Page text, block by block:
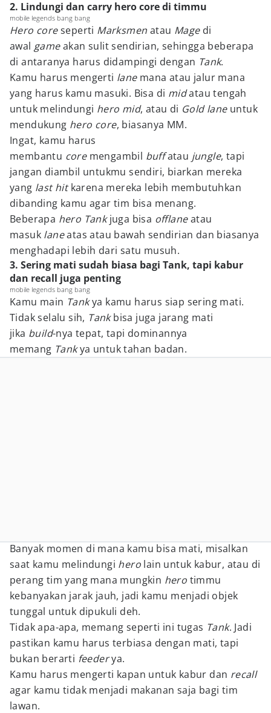
2. Lindungi dan carry hero core di timmu
mobile legends bang bang
Hero coreseperti Marksmen atau Mage di
awal gameakan sulit sendirian, sehingga beberapa
di antaranya harus didampingi dengan Tank.
Kamu harus mengerti lane mana atau jalur mana
yang harus kamu masuki. Bisa di midatau tengah
untuk melindungi hero mid, atau di Gold lane untuk
mendukung hero core, biasanya MM.
Ingat, kamu harus
membantu core mengambil buffatau jungle, tapi
jangan diambil untukmu sendiri, biarkan mereka
yang last hitkarena mereka lebih membutuhkan
dibanding kamu agar tim bisa menang.
Beberapa hero Tankjuga bisa offlaneatau
masuk laneatas atau bawah sendirian dan biasanya
menghadapi lebih dari satu musuh.
3. Sering mati sudah biasa bagi Tank, tapi kabur
dan recall juga penting
mobile legends bang bang
Kamu main Tankya kamu harus siap sering mati.
Tidak selalu sih, Tankbisa juga jarang mati
jika build-nya tepat, tapi dominannya
memang Tankya untuk tahan badan.
Banyak momen di mana kamu bisa mati, misalkan
saat kamu melindungi hero lain untuk kabur, atau di
perang tim yang mana mungkin hero timmu
kebanyakan jarak jauh, jadi kamu menjadi objek
tunggal untuk dipukuli deh.
Tidak apa-apa, memang seperti ini tugas Tank. Jadi
pastikan kamu harus terbiasa dengan mati, tapi
bukan berarti feederya.
Kamu harus mengerti kapan untuk kabur dan recall
agar kamu tidak menjadi makanan saja bagi tim
lawan.